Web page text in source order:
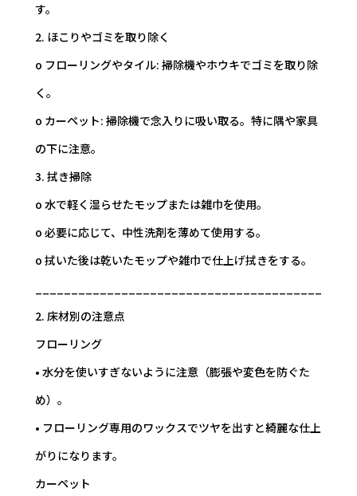
す。
2. ほこりやゴミを取り除く
o フローリングやタイル: 掃除機やホウキでゴミを取り除
く。
o カーペット: 掃除機で念入りに吸い取る。特に隅や家具
の下に注意。
3. 拭き掃除
o 水で軽く湿らせたモップまたは雑巾を使用。
o 必要に応じて、中性洗剤を薄めて使用する。
o 拭いた後は乾いたモップや雑巾で仕上げ拭きをする。
2. 床材別の注意点
フローリング
• 水分を使いすぎないように注意（膨張や変色を防ぐた
め）。
• フローリング専用のワックスでツヤを出すと綺麗な仕上
がりになります。
カーペット